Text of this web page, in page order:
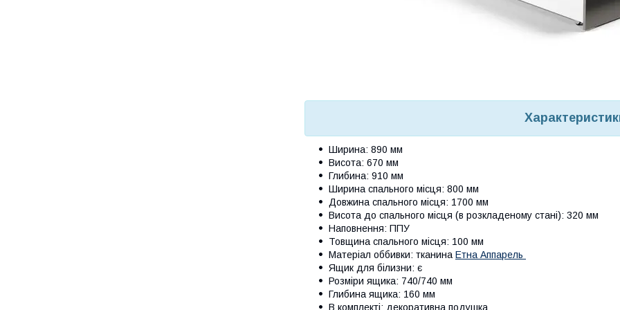
Ширина: 890 мм
Висота: 670 мм
Глибина: 910 мм
Ширина спального місця: 800 мм
Довжина спального місця: 1700 мм
Висота до спального місця (в розкладеному стані): 320 мм
Наповнення: ППУ
Товщина спального місця: 100 мм
Матеріал оббивки: тканина Етна Аппарель
Ящик для білизни: є
Розміри ящика: 740/740 мм
Глибина ящика: 160 мм
В комплекті: декоративна подушка